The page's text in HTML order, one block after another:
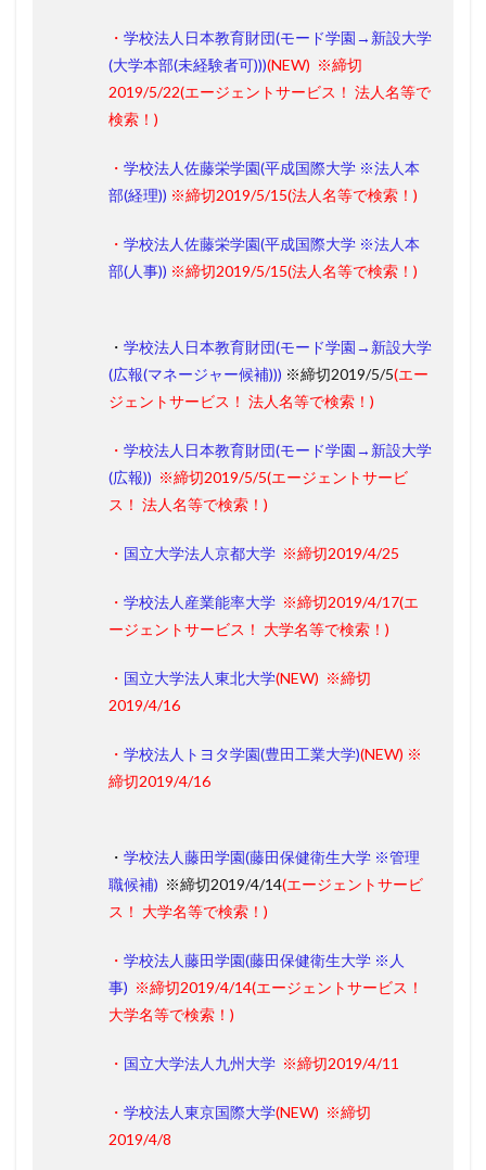
・ 学校法人日本教育財団(モード学園→新設大学
(大学本部(未経験者可)))(NEW) ※締切
2019/5/22(エージェントサービス！ 法人名等で
検索！)
・ 学校法人佐藤栄学園(平成国際大学 ※法人本
部(経理)) ※締切2019/5/15(法人名等で検索！)
・ 学校法人佐藤栄学園(平成国際大学 ※法人本
部(人事)) ※締切2019/5/15(法人名等で検索！)
・ 学校法人日本教育財団(モード学園→新設大学
(広報(マネージャー候補))) ※締切2019/5/5(エー
ジェントサービス！ 法人名等で検索！)
・ 学校法人日本教育財団(モード学園→新設大学
(広報)) ※締切2019/5/5(エージェントサービ
ス！ 法人名等で検索！)
・ 国立大学法人京都大学 ※締切2019/4/25
・ 学校法人産業能率大学 ※締切2019/4/17(エ
ージェントサービス！ 大学名等で検索！)
・ 国立大学法人東北大学(NEW) ※締切
2019/4/16
・ 学校法人トヨタ学園(豊田工業大学)(NEW) ※
締切2019/4/16
・ 学校法人藤田学園(藤田保健衛生大学 ※管理
職候補) ※締切2019/4/14(エージェントサービ
ス！ 大学名等で検索！)
・ 学校法人藤田学園(藤田保健衛生大学 ※人
事) ※締切2019/4/14(エージェントサービス！
大学名等で検索！)
・ 国立大学法人九州大学 ※締切2019/4/11
・ 学校法人東京国際大学(NEW) ※締切
2019/4/8